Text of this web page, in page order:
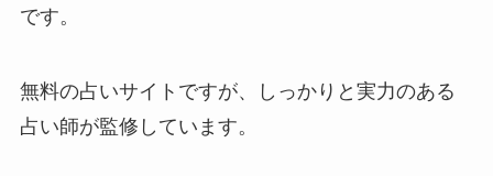
です。
無料の占いサイトですが、しっかりと実力のある
占い師が監修しています。